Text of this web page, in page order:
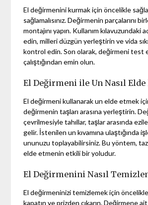
El değirmenini kurmak için öncelikle
sağlamalısınız. Değirmenin parçalarını
montajını yapın. Kullanım kılavuzundaki
edin, milleri düzgün yerleştirin ve vida
kontrol edin. Son olarak, değirmeni test
çalıştığından emin olun.
El Değirmeni ile Un Nasıl
El değirmeni kullanarak un elde etmek
değirmenin taşları arasına yerleştirin.
çevrilmesiyle tahıllar, taşlar arasında
gelir. İstenilen un kıvamına ulaştığında
ununuzu toplayabilirsiniz. Bu yöntem,
elde etmenin etkili bir yoludur.
El Değirmenini Nasıl
El değirmeninizi temizlemek için
kapatın ve prizden çıkarın. Değirmene ait